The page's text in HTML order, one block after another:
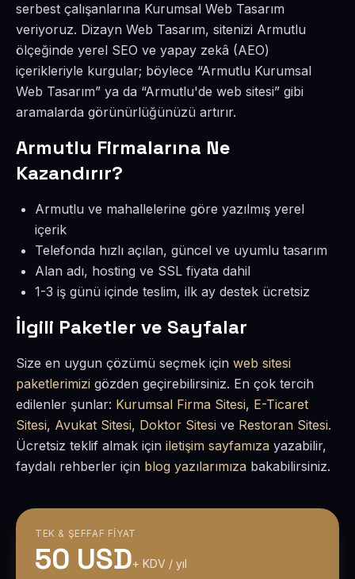
serbest çalışanlarına Kurumsal Web Tasarım
veriyoruz. Dizayn Web Tasarım, sitenizi Armutlu
ölçeğinde yerel SEO ve yapay zekâ (AEO)
içerikleriyle kurgular; böylece “Armutlu Kurumsal
Web Tasarım” ya da “Armutlu'de web sitesi” gibi
aramalarda görünürlüğünüzü artırır.
Armutlu Firmalarına Ne
Kazandırır?
Armutlu ve mahallelerine göre yazılmış yerel
içerik
Telefonda hızlı açılan, güncel ve uyumlu tasarım
Alan adı, hosting ve SSL fiyata dahil
1-3 iş günü içinde teslim, ilk ay destek ücretsiz
İlgili Paketler ve Sayfalar
Size en uygun çözümü seçmek için web sitesi
paketlerimizi gözden geçirebilirsiniz. En çok tercih
edilenler şunlar: Kurumsal Firma Sitesi, E-Ticaret
Sitesi, Avukat Sitesi, Doktor Sitesi ve Restoran Sitesi.
Ücretsiz teklif almak için iletişim sayfamıza yazabilir,
faydalı rehberler için blog yazılarımıza bakabilirsiniz.
TEK & ŞEFFAF FIYAT
50 USD+ KDV / yıl